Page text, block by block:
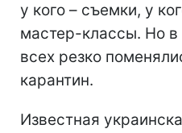
у кого – съемки, у
мастер-классы. Но
всех резко
карантин.
Известная